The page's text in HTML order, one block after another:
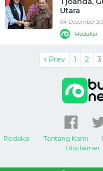
Utara
04 Desember
Redaksi
Prev 1 2 3
Redaksi Tentang Kami
Disclaimer